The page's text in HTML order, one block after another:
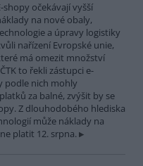
shopy očekávají vyšší
na nové obaly,
a úpravy logistiky
nařízení Evropské unie,
má omezit množství
to řekli zástupci e-
podle nich mohly
za balné, zvýšit by se
Z dlouhodobého hlediska
může náklady na
platit 12. srpna.